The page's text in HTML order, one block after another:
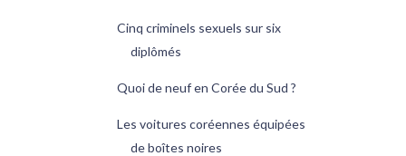
Cinq criminels sexuels sur six
diplômés
Quoi de neuf en Corée du Sud ?
Les voitures coréennes équipées
de boîtes noires